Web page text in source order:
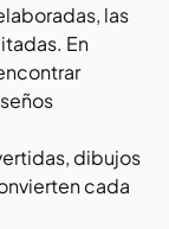
las
En
dibujos
cada